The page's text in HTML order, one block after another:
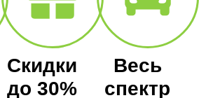
Скидки
до 30%
Весь
спектр